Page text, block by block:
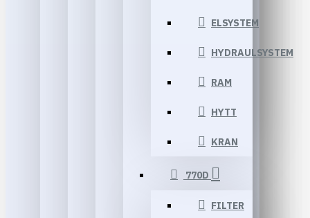
ELSYSTEM
HYDRAULSYSTEM
RAM
HYTT
KRAN
770D
FILTER